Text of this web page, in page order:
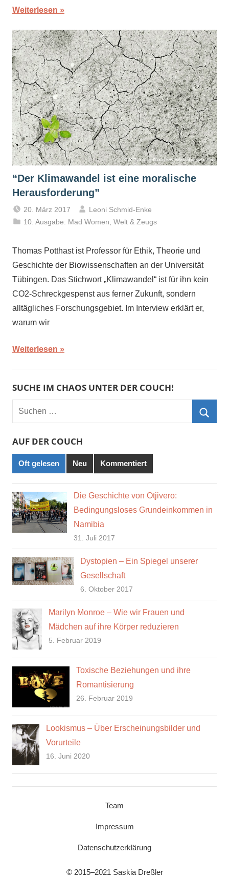
Weiterlesen
“Der Klimawandel ist eine moralische
Herausforderung”
20. März 2017
Leoni Schmid-Enke
10. Ausgabe: Mad Women ,Welt & Zeugs
Thomas Potthast ist Professor für Ethik, Theorie und
Geschichte der Biowissenschaften an der Universität
Tübingen. Das Stichwort „Klimawandel“ ist für ihn kein
CO2-Schreckgespenst aus ferner Zukunft, sondern
alltägliches Forschungsgebiet. Im Interview erklärt er,
warum wir
Weiterlesen
SUCHE IM CHAOS UNTER DER COUCH!
Suchen
AUF DER COUCH
Oft gelesen Neu Kommentiert
Die Geschichte von Otjivero:
Bedingungsloses Grundeinkommen in
Namibia
31. Juli 2017
Dystopien – Ein Spiegel unserer
Gesellschaft
6. Oktober 2017
Marilyn Monroe – Wie wir Frauen und
Mädchen auf ihre Körper reduzieren
5. Februar 2019
Toxische Beziehungen und ihre
Romantisierung
26. Februar 2019
Lookismus – Über Erscheinungsbilder und
Vorurteile
16. Juni 2020
Team
Impressum
Datenschutzerklärung
© 2015–2021 Saskia Dreßler